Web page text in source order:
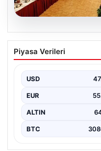
05.08.2026
Çerçeve yasa
‘Terörsüz
Hukuk ve yasama
Piyasa Verileri
USD
EUR
ALTIN
BTC